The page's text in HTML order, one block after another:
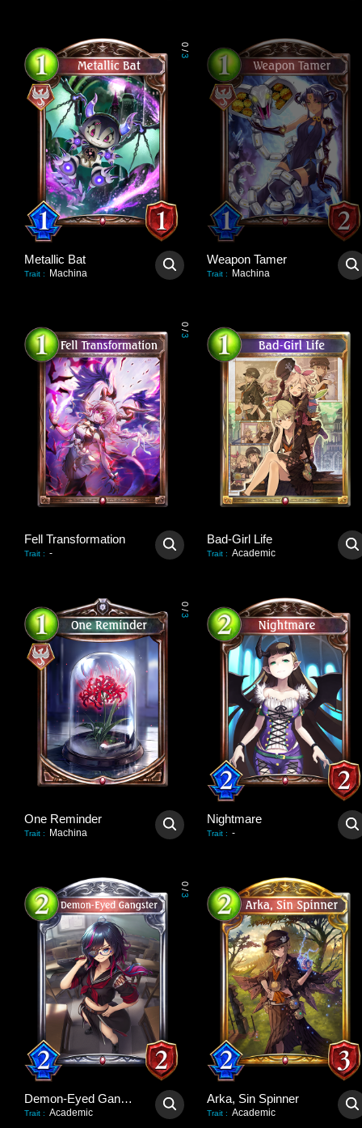
0
/
3
Metallic Bat
Trait : Machina
Weapon Tamer
Trait : Machina
0
/
3
Fell Transformation
Trait : -
Bad-Girl Life
Trait : Academic
0
/
3
One Reminder
Trait : Machina
Nightmare
Trait : -
0
/
3
Demon-Eyed Gangster
Trait : Academic
Arka, Sin Spinner
Trait : Academic